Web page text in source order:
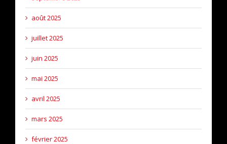
août 2025
juillet 2025
juin 2025
mai 2025
avril 2025
mars 2025
février 2025